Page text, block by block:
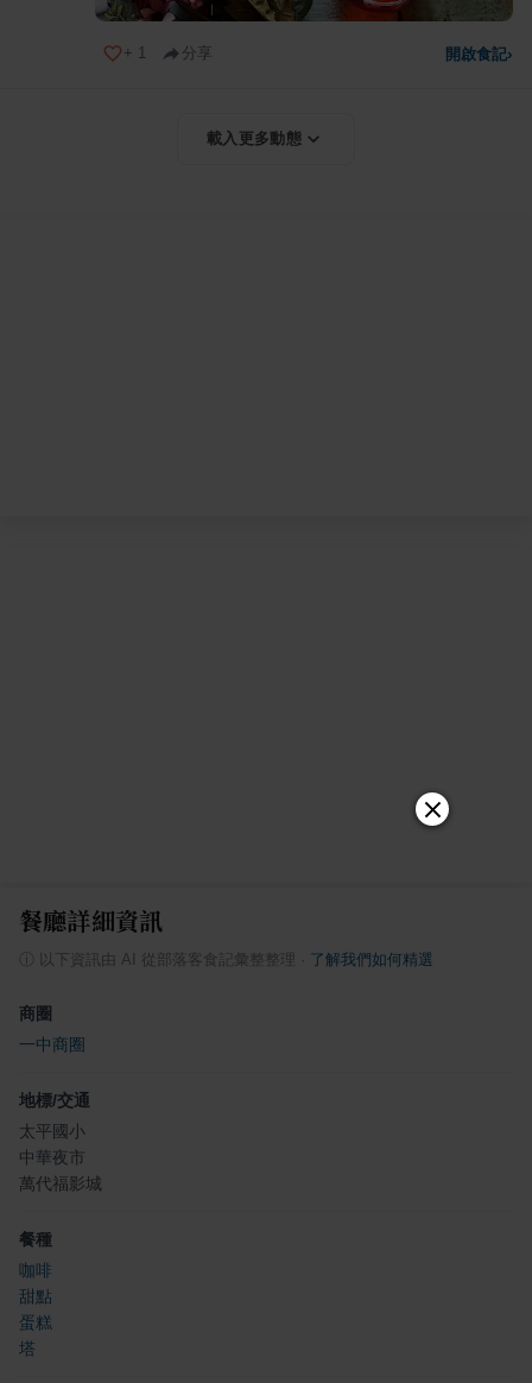
+ 1 分享 開啟食記›
載入更多動態
餐廳詳細資訊
以下資訊由 AI 從部落客食記彙整整理 了解我們如何精選
商圈
一中商圈
地標/交通
太平國小
中華夜市
萬代福影城
餐種
咖啡
甜點
蛋糕
塔